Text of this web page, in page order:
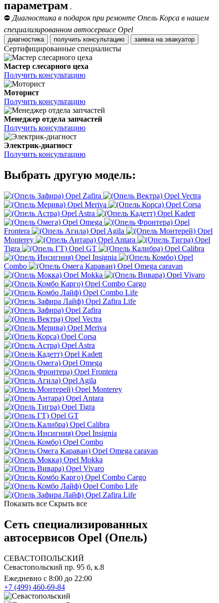
параметрам .
⛔ Диагностика в подарок при ремонте Опель Корса в нашем
специализированном автосервисе Opel
диагностика получить консультацию заявка на эвакуатор
Сертифицированные специалисты
Мастер слесарного цеха
Получить консультацию
Моторист
Получить консультацию
Менеджер отдела запчастей
Получить консультацию
Электрик-диагност
Получить консультацию
Выбрать другую модель:
Opel Zafira
Opel Vectra
Opel Meriva
Opel Corsa
Opel Astra
Opel Kadett
Opel Omega
Opel
Frontera
Opel Agila
Opel
Monterey
Opel Antara
Opel
Tigra
Opel GT
Opel Calibra
Opel Insignia
Opel
Combo
Opel Omega caravan
Opel Mokka
Opel Vivaro
Opel Combo Cargo
Opel Combo Life
Opel Zafira Life
Opel Zafira
Opel Vectra
Opel Meriva
Opel Corsa
Opel Astra
Opel Kadett
Opel Omega
Opel Frontera
Opel Agila
Opel Monterey
Opel Antara
Opel Tigra
Opel GT
Opel Calibra
Opel Insignia
Opel Combo
Opel Omega caravan
Opel Mokka
Opel Vivaro
Opel Combo Cargo
Opel Combo Life
Opel Zafira Life
Показать все Скрыть все
Сеть специализированных
автосервисов Opel (Опель)
СЕВАСТОПОЛЬСКИЙ
Севастопольский пр. 95 б, к.8
Ежедневно с 8:00 до 22:00
+7 (499) 460-69-84